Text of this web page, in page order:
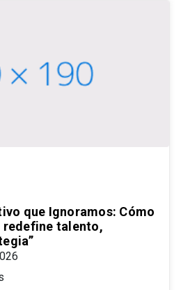
que Ignoramos: Cómo
talento,